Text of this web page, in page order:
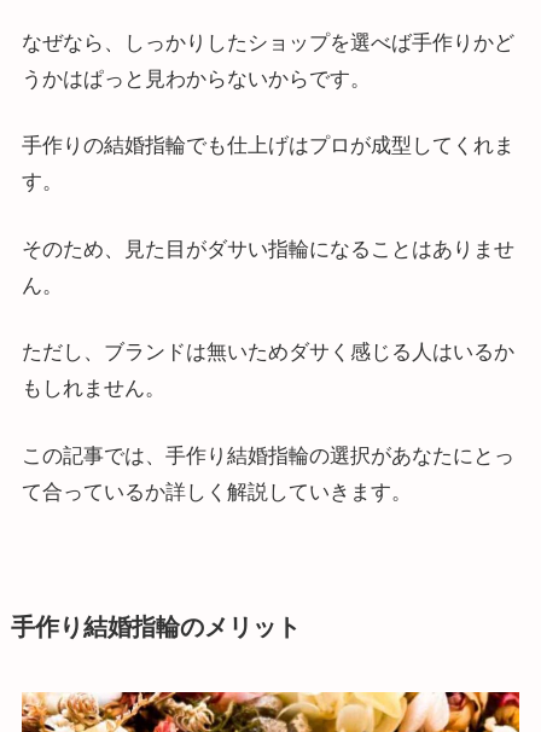
なぜなら、しっかりしたショップを選べば手作りかど
うかはぱっと見わからないからです。
手作りの結婚指輪でも仕上げはプロが成型してくれま
す。
そのため、見た目がダサい指輪になることはありませ
ん。
ただし、ブランドは無いためダサく感じる人はいるか
もしれません。
この記事では、手作り結婚指輪の選択があなたにとっ
て合っているか詳しく解説していきます。
手作り結婚指輪のメリット